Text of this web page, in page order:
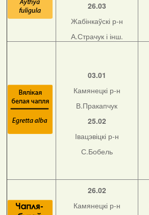
26.03
Жабінкаўскі р-н
А.Страчук і інш.
03.01
Камянецкі р-н
В.Пракапчук
25.02
Івацэвіцкі р-н
С.Бобель
26.02
Камянецкі р-н